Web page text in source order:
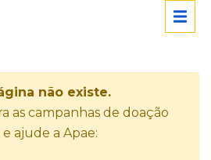
não existe.
as campanhas de doação
ajude a Apae: